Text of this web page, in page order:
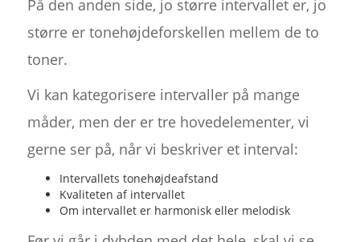
På den anden side, jo større intervallet er, jo
større er tonehøjdeforskellen mellem de to
toner.
Vi kan kategorisere intervaller på mange
måder, men der er tre hovedelementer, vi
gerne ser på, når vi beskriver et interval:
Intervallets tonehøjdeafstand
Kvaliteten af intervallet
Om intervallet er harmonisk eller melodisk